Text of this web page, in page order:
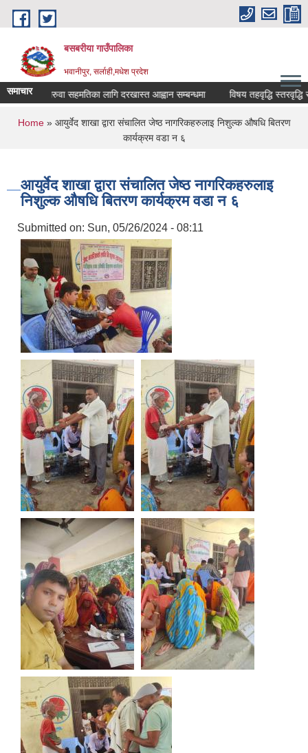
Skip to main content
बसबरीया गाउँपालिका
भवानीपुर, सर्लाही,मधेश प्रदेश
समाचार सरुवा सहमतिका लागि दरखास्त आह्वान सम्बन्धमा विषय तहवृद्धि स्तरवृद्धि
You are here
Home» आयुर्वेद शाखा द्वारा संचालित जेष्ठ नागरिकहरुलाइ निशुल्क औषधि बितरण
कार्यक्रम वडा न ६
आयुर्वेद शाखा द्वारा संचालित जेष्ठ नागरिकहरुलाइ
निशुल्क औषधि बितरण कार्यक्रम वडा न ६
Submitted on: Sun, 05/26/2024 - 08:11